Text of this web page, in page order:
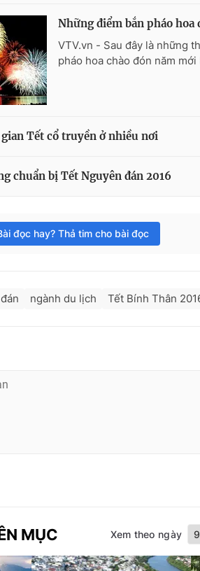
Những điểm bắn pháo
VTV.vn - Sau đây là những
pháo hoa chào đón năm
Tết cổ truyền ở nhiều nơi
chuẩn bị Tết Nguyên đán 2016
đọc hay? Thả tim cho bài đọc
ngành du lịch Tết Bính Thân
MỤC Xem theo ngày